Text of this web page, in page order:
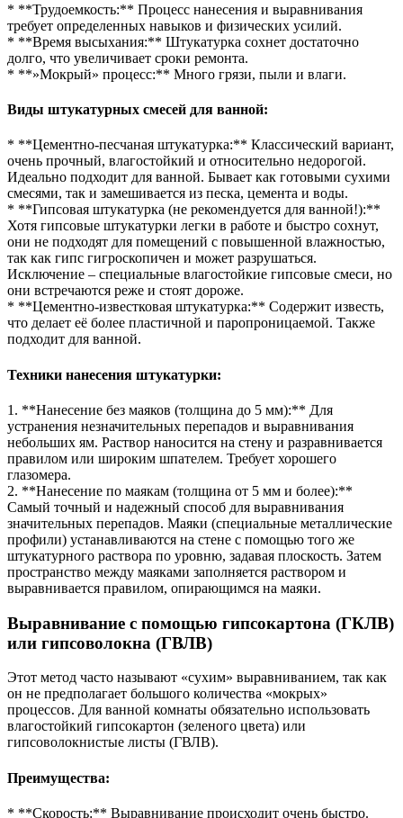
* **Трудоемкость:** Процесс нанесения и выравнивания
требует определенных навыков и физических усилий.
* **Время высыхания:** Штукатурка сохнет достаточно
долго, что увеличивает сроки ремонта.
* **»Мокрый» процесс:** Много грязи, пыли и влаги.
Виды штукатурных смесей для ванной:
* **Цементно-песчаная штукатурка:** Классический вариант,
очень прочный, влагостойкий и относительно недорогой.
Идеально подходит для ванной. Бывает как готовыми сухими
смесями, так и замешивается из песка, цемента и воды.
* **Гипсовая штукатурка (не рекомендуется для ванной!):**
Хотя гипсовые штукатурки легки в работе и быстро сохнут,
они не подходят для помещений с повышенной влажностью,
так как гипс гигроскопичен и может разрушаться.
Исключение – специальные влагостойкие гипсовые смеси, но
они встречаются реже и стоят дороже.
* **Цементно-известковая штукатурка:** Содержит известь,
что делает её более пластичной и паропроницаемой. Также
подходит для ванной.
Техники нанесения штукатурки:
1. **Нанесение без маяков (толщина до 5 мм):** Для
устранения незначительных перепадов и выравнивания
небольших ям. Раствор наносится на стену и разравнивается
правилом или широким шпателем. Требует хорошего
глазомера.
2. **Нанесение по маякам (толщина от 5 мм и более):**
Самый точный и надежный способ для выравнивания
значительных перепадов. Маяки (специальные металлические
профили) устанавливаются на стене с помощью того же
штукатурного раствора по уровню, задавая плоскость. Затем
пространство между маяками заполняется раствором и
выравнивается правилом, опирающимся на маяки.
Выравнивание с помощью гипсокартона (ГКЛВ)
или гипсоволокна (ГВЛВ)
Этот метод часто называют «сухим» выравниванием, так как
он не предполагает большого количества «мокрых»
процессов. Для ванной комнаты обязательно использовать
влагостойкий гипсокартон (зеленого цвета) или
гипсоволокнистые листы (ГВЛВ).
Преимущества:
* **Скорость:** Выравнивание происходит очень быстро.